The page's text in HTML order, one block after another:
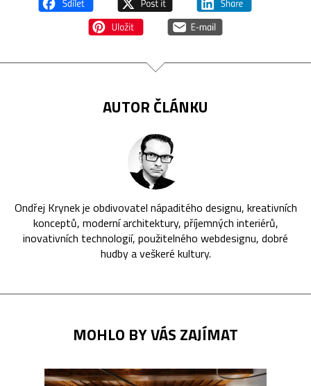
AUTOR ČLÁNKU
Ondřej Krynek je obdivovatel nápaditého designu, kreativních
konceptů, moderní architektury, příjemných interiérů,
inovativních technologií, použitelného webdesignu, dobré
hudby a veškeré kultury.
MOHLO BY VÁS ZAJÍMAT